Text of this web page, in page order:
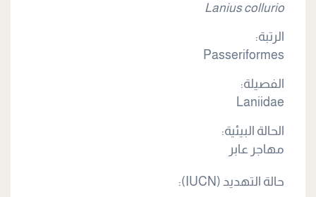
Lanius collurio
الرتبة:
Passeriformes
الفصيلة:
Laniidae
الحالة البيئية:
مهاجر عابر
حالة التهديد (IUCN):